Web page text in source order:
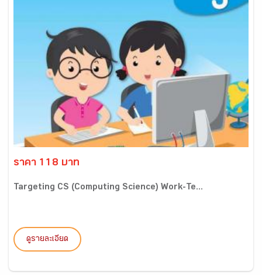
ราคา 118 บาท
Targeting CS (Computing Science) Work-Te...
ดูรายละเอียด